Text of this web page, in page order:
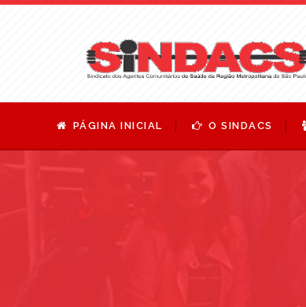
PÁGINA INICIAL O SINDACS